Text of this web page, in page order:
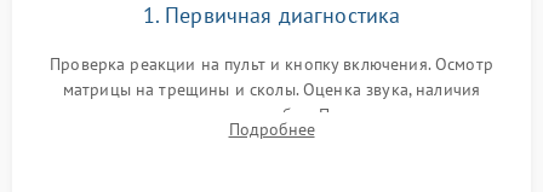
1. Первичная диагностика
Проверка реакции на пульт и кнопку включения. Осмотр
матрицы на трещины и сколы. Оценка звука, наличия
подсветки и индикаторов ошибок. Подключение тестовых
источников сигнала для выявления симптомов поломки.
Подробнее